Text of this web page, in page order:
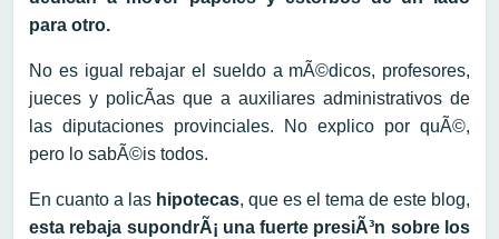
para otro.
No es igual rebajar el sueldo a mÃ©dicos, profesores,
jueces y policÃ­as que a auxiliares administrativos de
las diputaciones provinciales. No explico por quÃ©,
pero lo sabÃ©is todos.
En cuanto a las hipotecas, que es el tema de este blog,
esta rebaja supondrÃ¡ una fuerte presiÃ³n sobre los